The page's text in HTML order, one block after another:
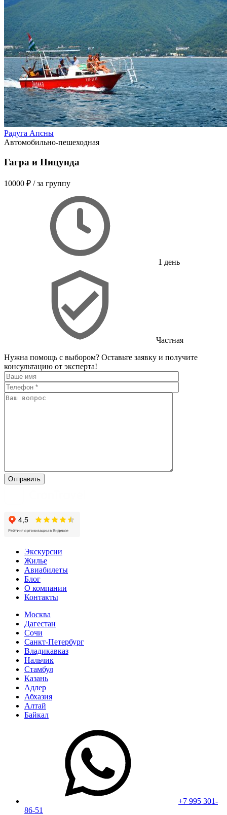
Радуга Апсны
Автомобильно-пешеходная
Гагра и Пицунда
10000 ₽ / за группу
1 день
Частная
Нужна помощь с выбором? Оставьте заявку и получите
консультацию от эксперта!
Экскурсии
Жилье
Авиабилеты
Блог
О компании
Контакты
Москва
Дагестан
Сочи
Санкт-Петербург
Владикавказ
Нальчик
Стамбул
Казань
Адлер
Абхазия
Алтай
Байкал
+7 995 301-
86-51